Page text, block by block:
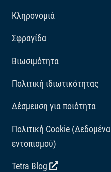
Κληρονομιά
Σφραγίδα
Βιωσιμότητα
Πολιτική ιδιωτικότητας
Δέσμευση για ποιότητα
Πολιτική Cookie (Δεδομένα
εντοπισμού)
Tetra Blog